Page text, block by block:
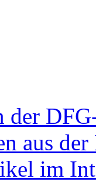
der
aus der
im